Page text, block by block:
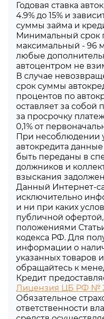
Годовая ставка
4.9% до 15% и
суммы займа и
Минимальный срок
максимальный - 96
любые
автоцентром не
В случае
срок суммы
процентов по
оставляет за собой
за просрочку
0,1% от
При несоблюдении
автокредита
быть переданы в
должников и
взыскания
Данный Интернет-
исключительно
и ни при каких
публичной
положениями
кодекса РФ. Для
информации о
указанных товаров
обращайтесь к
Кредит
Лицензия ЦБ РФ №
Обязательное
ответственности